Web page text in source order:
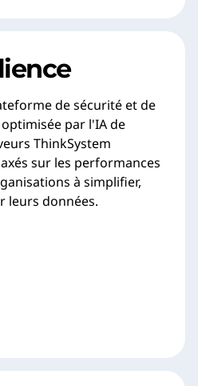
de sécurité et de
par l'IA de
ThinkSystem
sur les performances
à simplifier,
leurs données.